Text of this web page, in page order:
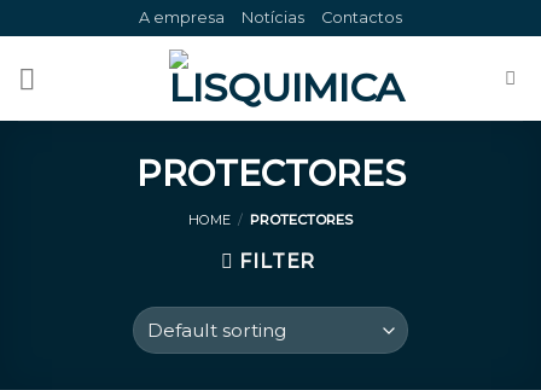
to
content
A empresa Notícias Contactos
PROTECTORES
HOME / PROTECTORES
FILTER